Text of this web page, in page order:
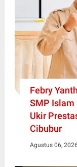
Febry
SMP Islam
Ukir
Cibubur
Agustus 06, 2026